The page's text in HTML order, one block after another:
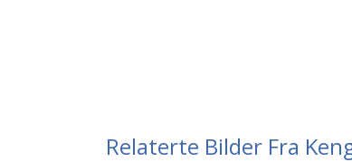
Relaterte Bilder Fra